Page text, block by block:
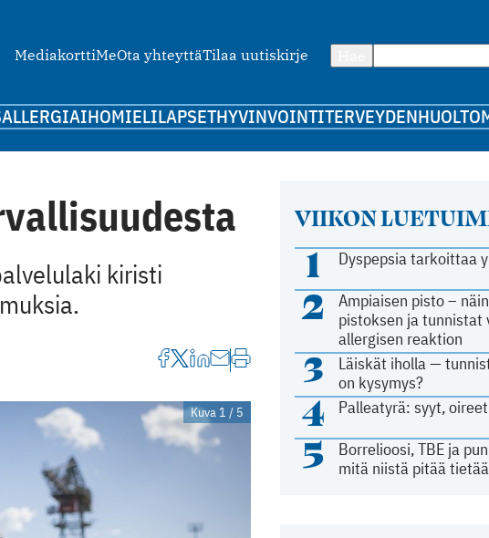
MediakorttiMeOta yhteyttäTilaa uutiskirje
ALLERGIAIHOMIELILAPSETHYVINVOINTITERVEYDENHUOLTO
VIIKON
1 Dyspepsia tarkoittaa
2
Ampiaisen pisto –
pistoksen ja tunnistat
allergisen reaktion
3
Läiskät iholla —
on kysymys?
4 Palleatyrä: syyt,
5
Borrelioosi, TBE ja
mitä niistä pitää
kiristi
Kuva 1 / 5